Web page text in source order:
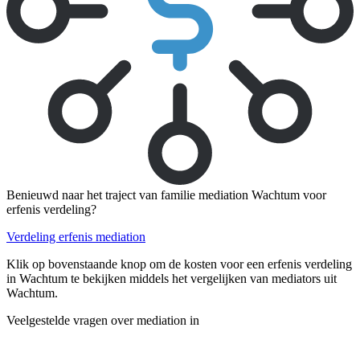
Benieuwd naar het traject van familie mediation Wachtum voor
erfenis verdeling?
Verdeling erfenis mediation
Klik op bovenstaande knop om de kosten voor een erfenis verdeling
in Wachtum te bekijken middels het vergelijken van mediators uit
Wachtum.
Veelgestelde vragen over mediation in